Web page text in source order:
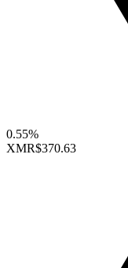
0.55%
XMR$370.63